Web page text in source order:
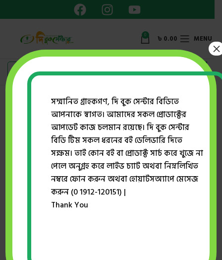
0 ৳ 0.00 MENU
Showing the single result
Show sidebar
সম্মানিত গ্রাহকগণ, দি বুক সেন্টার বিডিতে
আপনাকে স্বাগত। আমাদের সকল প্রোডাক্টের
আপডেট কাজ চলমান রয়েছে। দি বুক সেন্টার
বিডি টিম সকল ধরনের বই ডেলিভারি দিতে
সক্ষম। তাই কোন বই বা প্রোডাক্ট সার্চ করে খুজে না
পেলে অনুগ্রহ করে লাইভ চ্যাট অথবা নিম্নলিখিত
নম্বরে ফোন করুন অথবা হোয়াটসঅ্যাপে মেসেজ
করুন (0 1912-120151) |
Thank You
×